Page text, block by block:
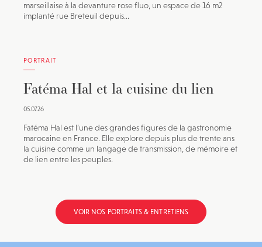
marseillaise à la devanture rose fluo, un espace de 16 m2
implanté rue Breteuil depuis...
PORTRAIT
Fatéma Hal et la cuisine du lien
05.07.26
Fatéma Hal est l’une des grandes figures de la gastronomie
marocaine en France. Elle explore depuis plus de trente ans
la cuisine comme un langage de transmission, de mémoire et
de lien entre les peuples.
VOIR NOS PORTRAITS & ENTRETIENS